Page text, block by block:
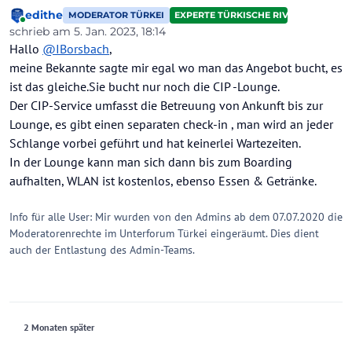
Online
edithe MODERATOR TÜRKEI EXPERTE TÜRKISCHE RIVIERA
schrieb am 5. Jan. 2023, 18:14
zuletzt editiert von
Hallo @IBorsbach,
meine Bekannte sagte mir egal wo man das Angebot bucht, es
ist das gleiche.Sie bucht nur noch die CIP -Lounge.
Der CIP-Service umfasst die Betreuung von Ankunft bis zur
Lounge, es gibt einen separaten check-in , man wird an jeder
Schlange vorbei geführt und hat keinerlei Wartezeiten.
In der Lounge kann man sich dann bis zum Boarding
aufhalten, WLAN ist kostenlos, ebenso Essen & Getränke.
Info für alle User: Mir wurden von den Admins ab dem 07.07.2020 die
Moderatorenrechte im Unterforum Türkei eingeräumt. Dies dient
auch der Entlastung des Admin-Teams.
2 Monaten später